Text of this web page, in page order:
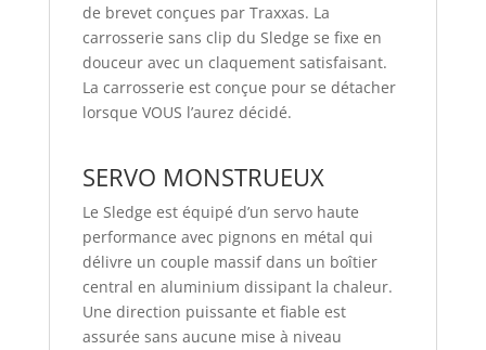
de brevetconçues par Traxxas. La
carrosserie sans clip du Sledge se fixe en
douceur avec un claquement satisfaisant.
La carrosserie est conçue pour se détacher
lorsque VOUS l’aurez décidé.
SERVO MONSTRUEUX
Le Sledge est équipé d’un servo haute
performance avec pignons en métal qui
délivre un couple massif dans un boîtier
central en aluminium dissipant la chaleur.
Une direction puissante et fiable est
assurée sans aucune mise à niveau